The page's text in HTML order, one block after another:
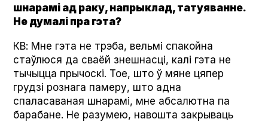
шнарамі ад раку, напрыклад, татуяванне.
Не думалі пра гэта?
КВ: Мне гэта не трэба, вельмі спакойна
стаўлюся да сваёй знешнасці, калі гэта не
тычыцца прычоскі. Тое, што ў мяне цяпер
грудзі рознага памеру, што адна
спаласаваная шнарамі, мне абсалютна па
барабане. Не разумею, навошта закрываць